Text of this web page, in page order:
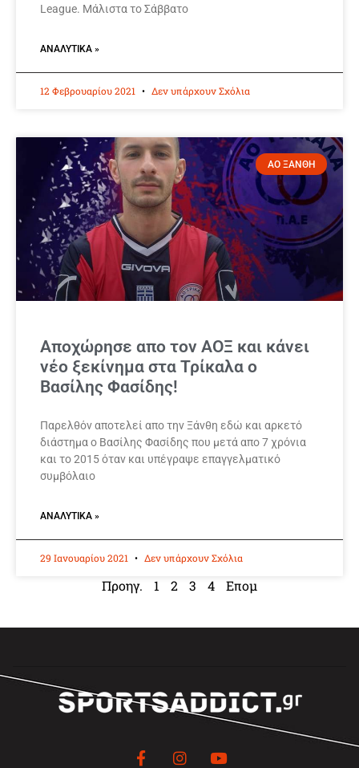
League. Μάλιστα το Σάββατο
ΑΝΑΛΥΤΙΚΆ »
12 Φεβρουαρίου 2021 Δεν υπάρχουν Σχόλια
ΑΟ ΞΑΝΘΗ
Αποχώρησε απο τον ΑΟΞ και κάνει
νέο ξεκίνημα στα Τρίκαλα ο
Βασίλης Φασίδης!
Παρελθόν αποτελεί απο την Ξάνθη εδώ και αρκετό
διάστημα ο Βασίλης Φασίδης που μετά απο 7 χρόνια
και το 2015 όταν και υπέγραψε επαγγελματικό
συμβόλαιο
ΑΝΑΛΥΤΙΚΆ »
29 Ιανουαρίου 2021 Δεν υπάρχουν Σχόλια
Προηγ. 1 2 3 4 Επομ